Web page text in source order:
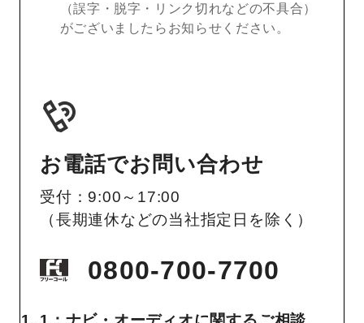
（誤字・脱字・リンク切れなどの不具合）
がございましたらお知らせください。
お電話でお問い合わせ
受付：9:00～17:00
（長期連休などの当社指定日を除く）
0800-700-7700